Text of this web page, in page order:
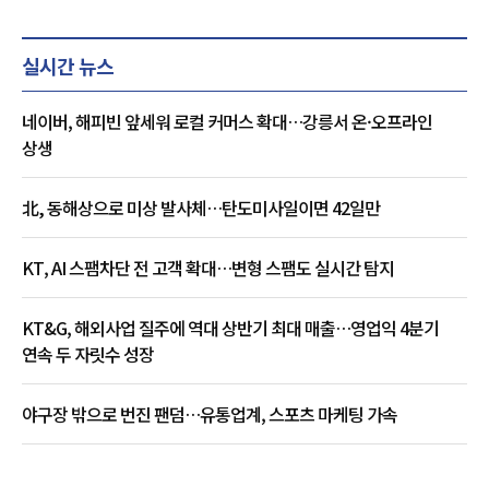
실시간 뉴스
네이버, 해피빈 앞세워 로컬 커머스 확대…강릉서 온·오프라인
상생
北, 동해상으로 미상 발사체…탄도미사일이면 42일만
KT, AI 스팸차단 전 고객 확대…변형 스팸도 실시간 탐지
KT&G, 해외사업 질주에 역대 상반기 최대 매출…영업익 4분기
연속 두 자릿수 성장
야구장 밖으로 번진 팬덤…유통업계, 스포츠 마케팅 가속